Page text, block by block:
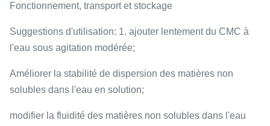
Fonctionnement, transport et stockage
Suggestions d'utilisation: 1. ajouter lentement du CMC à
l'eau sous agitation modérée;
Améliorer la stabilité de dispersion des matières non
solubles dans l'eau en solution;
modifier la fluidité des matières non solubles dans l'eau